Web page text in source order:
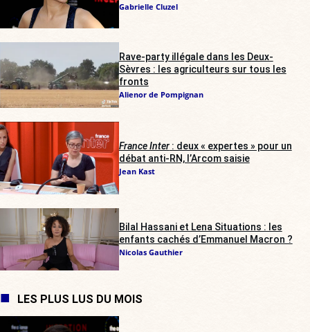
Gabrielle Cluzel
Rave-party illégale dans les Deux-
Sèvres : les agriculteurs sur tous les
fronts
Alienor de Pompignan
France Inter: deux « expertes » pour un
débat anti-RN, l’Arcom saisie
Jean Kast
Bilal Hassani et Lena Situations : les
enfants cachés d’Emmanuel Macron ?
Nicolas Gauthier
LES PLUS LUS DU MOIS